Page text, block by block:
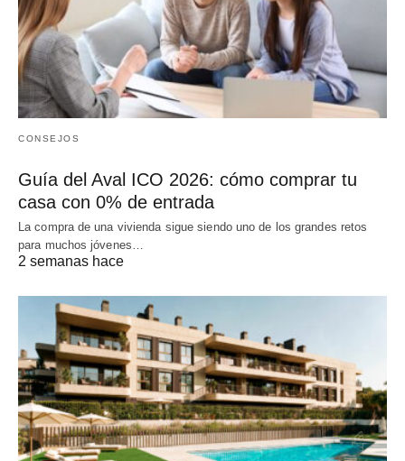
CONSEJOS
Guía del Aval ICO 2026: cómo comprar tu
casa con 0% de entrada
La compra de una vivienda sigue siendo uno de los grandes retos
para muchos jóvenes…
2 semanas hace